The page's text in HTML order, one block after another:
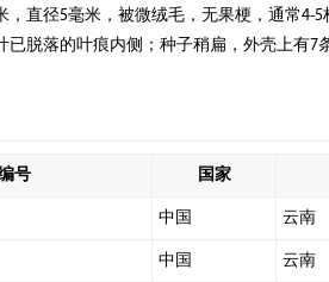
，直径5毫米，被微绒毛，无果梗，通常
已脱落的叶痕内侧；种子稍扁，外壳上有
号 国家
中国 云南
中国 云南